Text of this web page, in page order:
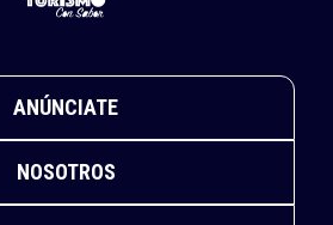
ANÚNCIATE
NOSOTROS